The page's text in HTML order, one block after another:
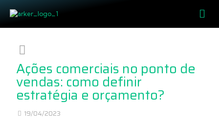
Ações comerciais no ponto de
vendas: como definir
estratégia e orçamento?
19/04/2023